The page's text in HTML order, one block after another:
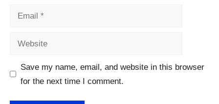
Email
Website
Save my name, email, and website in this browser
for the next time I comment.